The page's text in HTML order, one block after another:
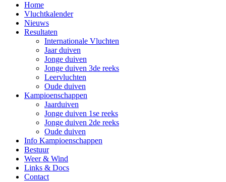
Home
Vluchtkalender
Nieuws
Resultaten
Internationale Vluchten
Jaar duiven
Jonge duiven
Jonge duiven 3de reeks
Leervluchten
Oude duiven
Kampioenschappen
Jaarduiven
Jonge duiven 1se reeks
Jonge duiven 2de reeks
Oude duiven
Info Kampioenschappen
Bestuur
Weer & Wind
Links & Docs
Contact